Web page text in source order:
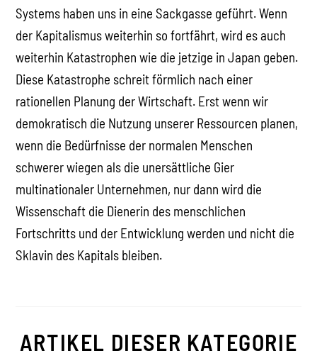
Systems haben uns in eine Sackgasse geführt. Wenn
der Kapitalismus weiterhin so fortfährt, wird es auch
weiterhin Katastrophen wie die jetzige in Japan geben.
Diese Katastrophe schreit förmlich nach einer
rationellen Planung der Wirtschaft. Erst wenn wir
demokratisch die Nutzung unserer Ressourcen planen,
wenn die Bedürfnisse der normalen Menschen
schwerer wiegen als die unersättliche Gier
multinationaler Unternehmen, nur dann wird die
Wissenschaft die Dienerin des menschlichen
Fortschritts und der Entwicklung werden und nicht die
Sklavin des Kapitals bleiben.
ARTIKEL DIESER KATEGORIE